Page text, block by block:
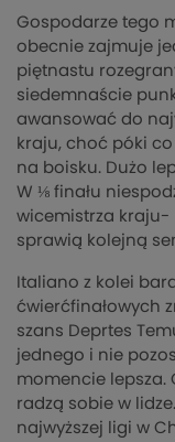
Gospodarze tego
obecnie zajmuje
piętnastu
siedemnaście
awansować do
kraju, choć póki
na boisku. Dużo
W ⅛ finału
wicemistrza kraju-
sprawią kolejną
Italiano z kolei
ćwierćfinałowych
szans Deprtes
jednego i nie
momencie lepsza.
radzą sobie w
najwyższej ligi w